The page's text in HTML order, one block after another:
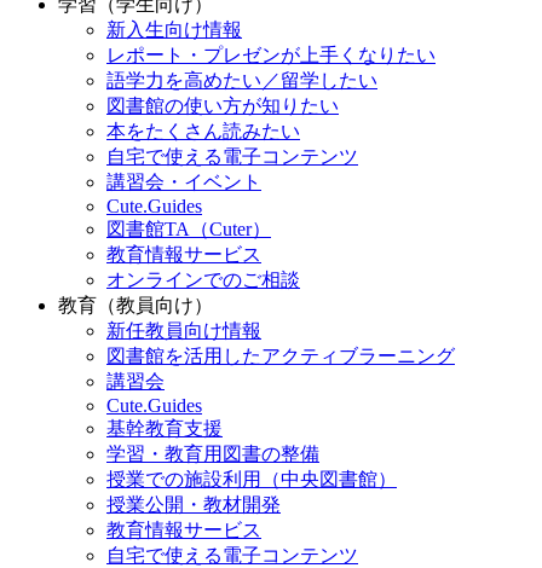
新入生向け情報
レポート・プレゼンが上手くなりたい
語学力を高めたい／留学したい
図書館の使い方が知りたい
本をたくさん読みたい
自宅で使える電子コンテンツ
講習会・イベント
Cute.Guides
図書館TA（Cuter）
教育情報サービス
オンラインでのご相談
教育（教員向け）
新任教員向け情報
図書館を活用したアクティブラーニング
講習会
Cute.Guides
基幹教育支援
学習・教育用図書の整備
授業での施設利用（中央図書館）
授業公開・教材開発
教育情報サービス
自宅で使える電子コンテンツ